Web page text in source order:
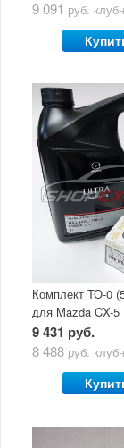
9 091 руб.
Комплект ТО-0
для Mazda CX-5
(двигатель 2.0/
маслом Mazda
9 431 руб.
8 488 руб.